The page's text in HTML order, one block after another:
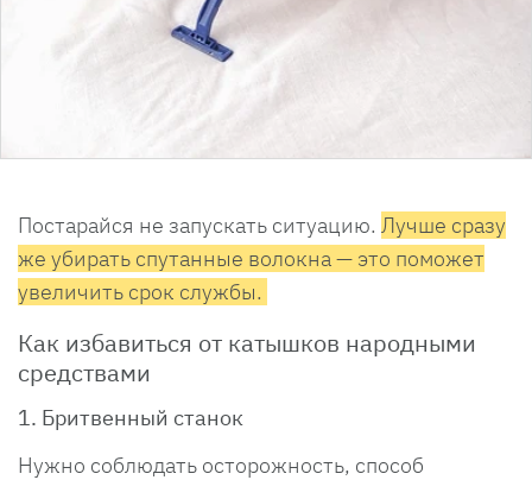
Постарайся не запускать ситуацию. Лучше сразу
же убирать спутанные волокна — это поможет
увеличить срок службы.
Как избавиться от катышков народными
средствами
1. Бритвенный станок
Нужно соблюдать осторожность, способ